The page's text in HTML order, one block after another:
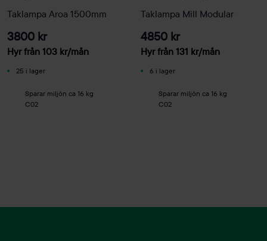
Taklampa Aroa 1500mm
3800 kr
Hyr från 103 kr/mån
25 i lager
Sparar miljön ca 16 kg
C02
Taklampa Mill Modular
4850 kr
Hyr från 131 kr/mån
6 i lager
Sparar miljön ca 16 kg
C02